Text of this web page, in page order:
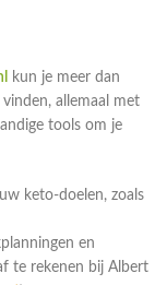
kun je meer dan
allemaal met
tools om je
keto-doelen, zoals
en
te rekenen bij Albert